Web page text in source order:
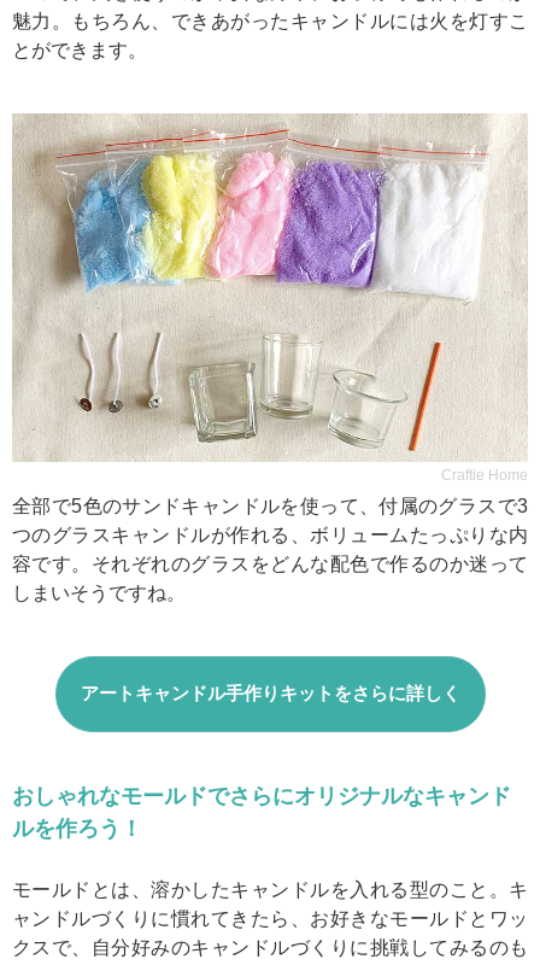
魅力。もちろん、できあがったキャンドルには火を灯すこ
とができます。
Craftie Home
全部で5色のサンドキャンドルを使って、付属のグラスで3
つのグラスキャンドルが作れる、ボリュームたっぷりな内
容です。それぞれのグラスをどんな配色で作るのか迷って
しまいそうですね。
アートキャンドル手作りキットをさらに詳しく
おしゃれなモールドでさらにオリジナルなキャンド
ルを作ろう！
モールドとは、溶かしたキャンドルを入れる型のこと。キ
ャンドルづくりに慣れてきたら、お好きなモールドとワッ
クスで、自分好みのキャンドルづくりに挑戦してみるのも